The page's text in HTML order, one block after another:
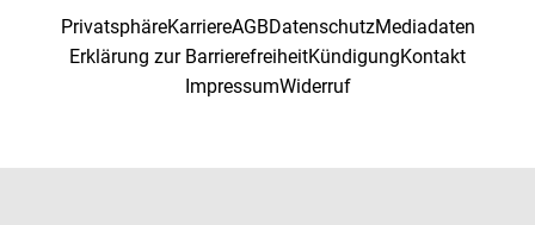
PrivatsphäreKarriereAGBDatenschutzMediadaten
Erklärung zur BarrierefreiheitKündigungKontakt
ImpressumWiderruf